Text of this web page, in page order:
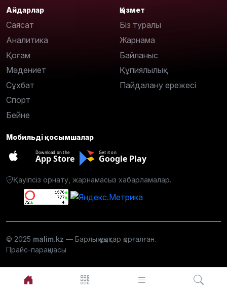
Айдарлар
Саясат
Аналитика
Қоғам
Мәдениет
Сұхбат
Спорт
Бейне
Қызмет
Біз туралы
Жарнама
Байланыс
Құпиялылық
Пайдалану ережесі
Мобильді қосымшалар
Download on the
App Store
Get it on
Google Play
Қауіпсіз орнату, жарнамасыз хабарламалар.
© 2025 malim.kz — Барлық құқықтар қорғалған.
Прайс-парақшасы